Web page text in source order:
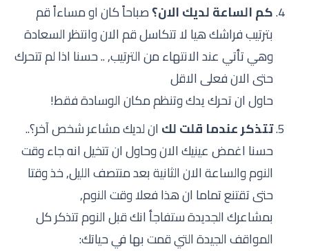
كم الساعة لديك الان؟صباحاً كان او مساءاً قم
بترتيب فراشك هيا لا تتكاسل قم الان وانتظر السعادة
وهي تأتي عند الانتهاء من الترتيب, .. حسنا اذا لم تتحرك
حتى الان فعلى الاقل
حاول ان تحرك يدك وتنظم مكان الوسادة فقط!
تتذكر عندما قلت لك ان لديك مشاعر شخص آخر؟..
حسنا اغمض عينيك الان وحاول ان تتخيل انه جاء وقت
النوم والساعة الان الثانية بعد منتصف الليل, خذ وقتا
حتى تقتنع تماما ان هذا فعلا وقت النوم,
بمشاعرك الجديدة ستفاجأ انك قبل النوم تتذكر كل
المواقف الجيدة التي قمت بها في حياتك: